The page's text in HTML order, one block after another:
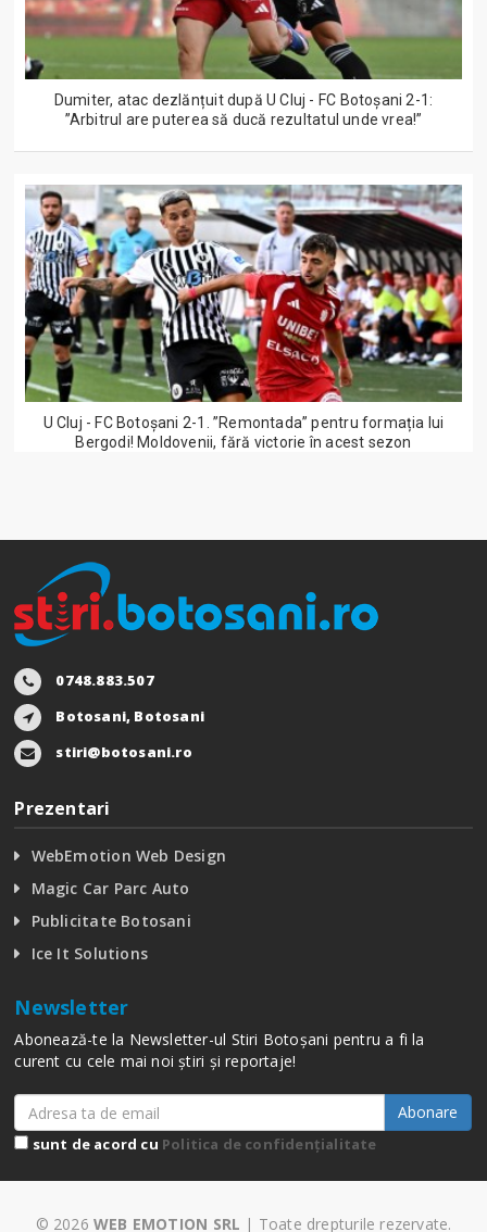
Dumiter, atac dezlănțuit după U Cluj - FC Botoșani 2-1:
”Arbitrul are puterea să ducă rezultatul unde vrea!”
U Cluj - FC Botoșani 2-1. ”Remontada” pentru formația lui
Bergodi! Moldovenii, fără victorie în acest sezon
0748.883.507
Botosani, Botosani
stiri@botosani.ro
Prezentari
WebEmotion Web Design
Magic Car Parc Auto
Publicitate Botosani
Ice It Solutions
Newsletter
Abonează-te la Newsletter-ul Stiri Botoșani pentru a fi la
curent cu cele mai noi știri și reportaje!
Abonare
sunt de acord cu Politica de confidențialitate
© 2026 WEB EMOTION SRL | Toate drepturile rezervate.